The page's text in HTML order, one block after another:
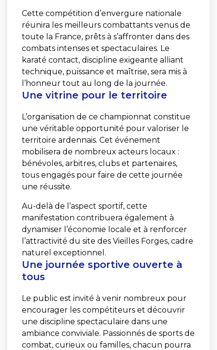
Cette compétition d’envergure nationale
réunira les meilleurs combattants venus de
toute la France, prêts à s’affronter dans des
combats intenses et spectaculaires. Le
karaté contact, discipline exigeante alliant
technique, puissance et maîtrise, sera mis à
l’honneur tout au long de la journée.
Une vitrine pour le territoire
L’organisation de ce championnat constitue
une véritable opportunité pour valoriser le
territoire ardennais. Cet événement
mobilisera de nombreux acteurs locaux :
bénévoles, arbitres, clubs et partenaires,
tous engagés pour faire de cette journée
une réussite.
Au-delà de l’aspect sportif, cette
manifestation contribuera également à
dynamiser l’économie locale et à renforcer
l’attractivité du site des Vieilles Forges, cadre
naturel exceptionnel.
Une journée sportive ouverte à
tous
Le public est invité à venir nombreux pour
encourager les compétiteurs et découvrir
une discipline spectaculaire dans une
ambiance conviviale. Passionnés de sports de
combat, curieux ou familles, chacun pourra